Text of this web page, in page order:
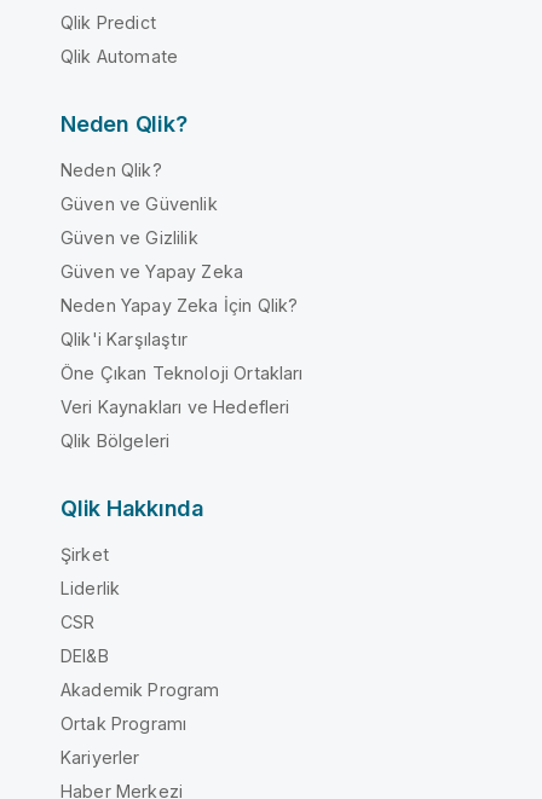
Qlik Predict
Qlik Automate
Neden Qlik?
Neden Qlik?
Güven ve Güvenlik
Güven ve Gizlilik
Güven ve Yapay Zeka
Neden Yapay Zeka İçin Qlik?
Qlik'i Karşılaştır
Öne Çıkan Teknoloji Ortakları
Veri Kaynakları ve Hedefleri
Qlik Bölgeleri
Qlik Hakkında
Şirket
Liderlik
CSR
DEI&B
Akademik Program
Ortak Programı
Kariyerler
Haber Merkezi